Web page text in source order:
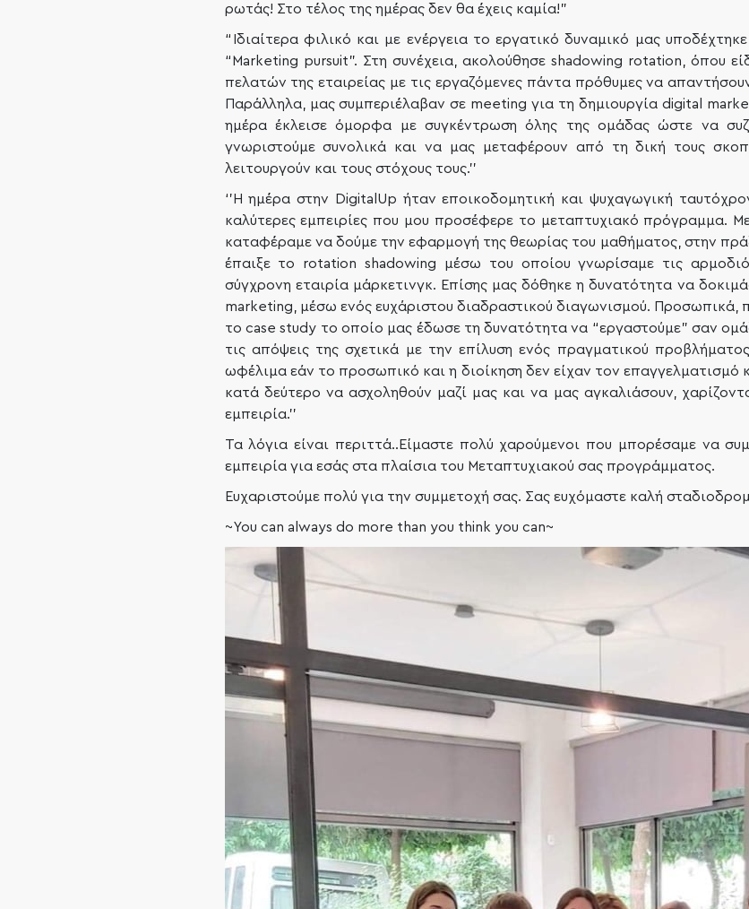
ρωτάς! Στο τέλος της ημέρας δεν θα έχεις καμία!”
“Ιδιαίτερα φιλικό και με ενέργεια το εργατικό δυναμικό μας
“Marketing pursuit”. Στη συνέχεια, ακολούθησε shadowing rotation, όπου
πελατών της εταιρείας με τις εργαζόμενες πάντα πρόθυμες να
Παράλληλα, μας συμπεριέλαβαν σε meeting για τη δημιουργία digital
ημέρα έκλεισε όμορφα με συγκέντρωση όλης της ομάδας ώστε να
γνωριστούμε συνολικά και να μας μεταφέρουν από τη δική τους
λειτουργούν και τους στόχους τους.’’
‘’Η ημέρα στην DigitalUp ήταν εποικοδομητική και ψυχαγωγική
καλύτερες εμπειρίες που μου προσέφερε το μεταπτυχιακό πρόγραμμα.
καταφέραμε να δούμε την εφαρμογή της θεωρίας του μαθήματος, στην
έπαιξε το rotation shadowing μέσω του οποίου γνωρίσαμε τις
σύγχρονη εταιρία μάρκετινγκ. Επίσης μας δόθηκε η δυνατότητα να
marketing, μέσω ενός ευχάριστου διαδραστικού διαγωνισμού. Προσωπικά,
το case study το οποίο μας έδωσε τη δυνατότητα να “εργαστούμε” σαν
τις απόψεις της σχετικά με την επίλυση ενός πραγματικού
ωφέλιμα εάν το προσωπικό και η διοίκηση δεν είχαν τον επαγγελματισμό
κατά δεύτερο να ασχοληθούν μαζί μας και να μας αγκαλιάσουν,
εμπειρία.’’
Τα λόγια είναι περιττά..Είμαστε πολύ χαρούμενοι που μπορέσαμε να
εμπειρία για εσάς στα πλαίσια του Μεταπτυχιακού σας προγράμματος.
Ευχαριστούμε πολύ για την συμμετοχή σας. Σας ευχόμαστε καλή
~You can always do more than you think you can~